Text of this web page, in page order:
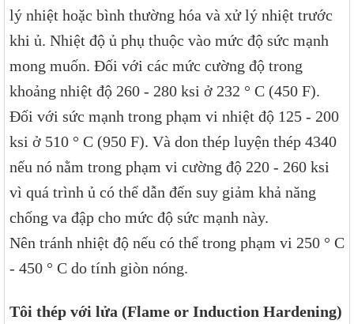
lý nhiệt hoặc bình thường hóa và xử lý nhiệt trước
khi ủ. Nhiệt độ ủ phụ thuộc vào mức độ sức mạnh
mong muốn. Đối với các mức cường độ trong
khoảng nhiệt độ 260 - 280 ksi ở 232 ° C (450 F).
Đối với sức mạnh trong phạm vi nhiệt độ 125 - 200
ksi ở 510 ° C (950 F). Và don thép luyện thép 4340
nếu nó nằm trong phạm vi cường độ 220 - 260 ksi
vì quá trình ủ có thể dẫn đến suy giảm khả năng
chống va đập cho mức độ sức mạnh này.
Nên tránh nhiệt độ nếu có thể trong phạm vi 250 ° C
- 450 ° C do tính giòn nóng.
Tôi thép với lửa (Flame or Induction Hardening)